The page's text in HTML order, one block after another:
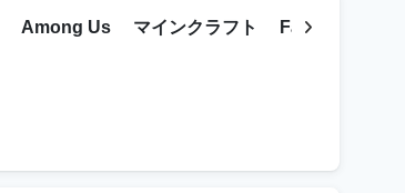
Among Us マインクラフト
Fall Guys